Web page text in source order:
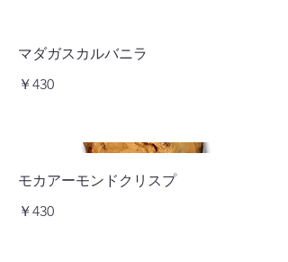
マダガスカルバニラ
￥430
モカアーモンドクリスプ
￥430